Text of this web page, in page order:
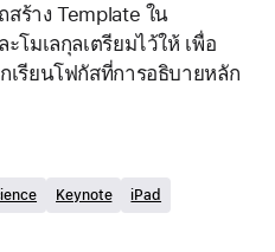
ร้าง Template ใน
โมเลกุลเตรียมไว้ให้ เพื่อ
เรียนโฟกัสที่การอธิบายหลัก
Keynote iPad